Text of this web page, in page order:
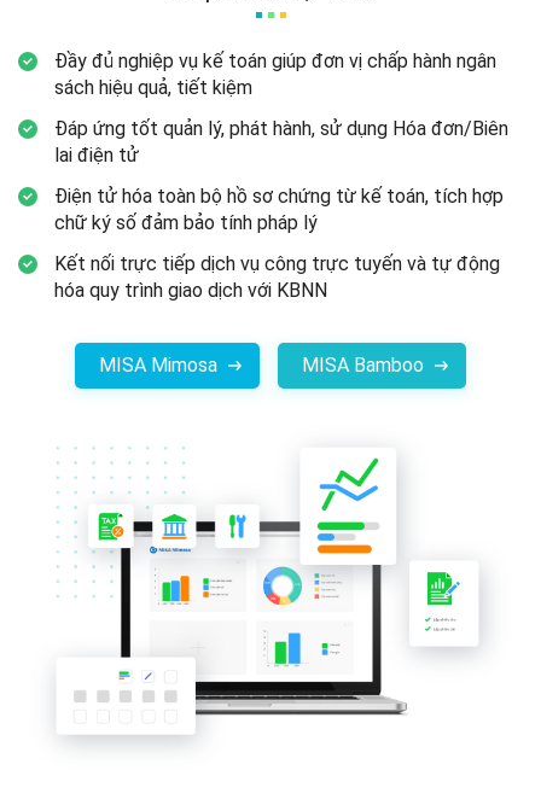
Đầy đủ nghiệp vụ kế toán giúp đơn vị chấp hành ngân
sách hiệu quả, tiết kiệm
Đáp ứng tốt quản lý, phát hành, sử dụng Hóa đơn/Biên
lai điện tử
Điện tử hóa toàn bộ hồ sơ chứng từ kế toán, tích hợp
chữ ký số đảm bảo tính pháp lý
Kết nối trực tiếp dịch vụ công trực tuyến và tự động
hóa quy trình giao dịch với KBNN
MISA Mimosa MISA Bamboo